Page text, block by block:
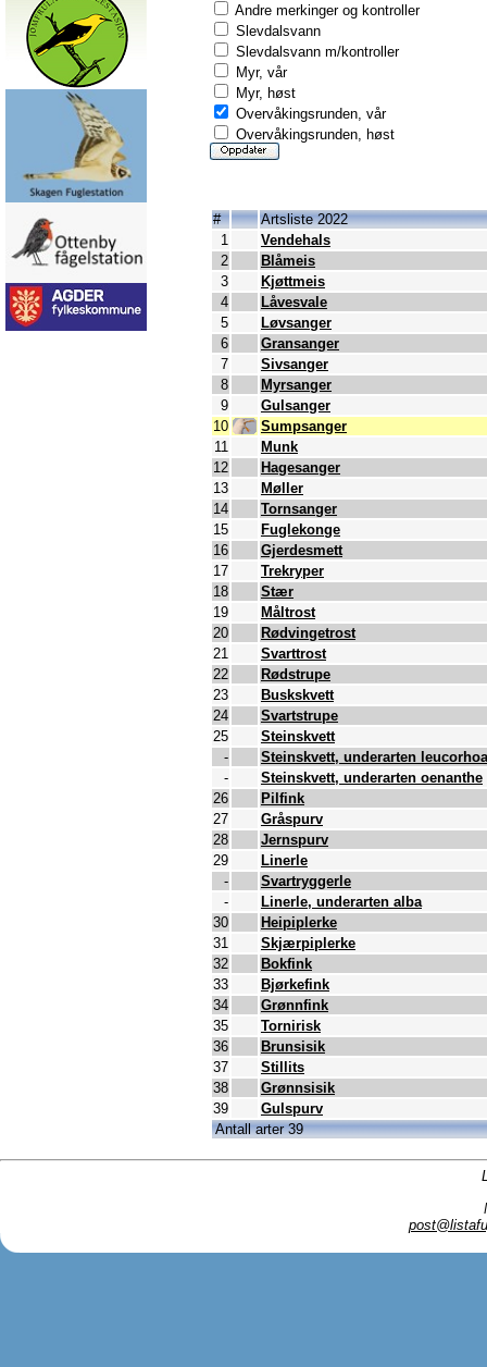
Andre merkinger og kontroller
Slevdalsvann
Slevdalsvann m/kontroller
Myr, vår
Myr, høst
Overvåkingsrunden, vår
Overvåkingsrunden, høst
#
Artsliste 2022
1
Vendehals
2
Blåmeis
3
Kjøttmeis
4
Låvesvale
5
Løvsanger
6
Gransanger
7
Sivsanger
8
Myrsanger
9
Gulsanger
10
Sumpsanger
11
Munk
12
Hagesanger
13
Møller
14
Tornsanger
15
Fuglekonge
16
Gjerdesmett
17
Trekryper
18
Stær
19
Måltrost
20
Rødvingetrost
21
Svarttrost
22
Rødstrupe
23
Buskskvett
24
Svartstrupe
25
Steinskvett
-
Steinskvett, underarten leucorhoa
-
Steinskvett, underarten oenanthe
26
Pilfink
27
Gråspurv
28
Jernspurv
29
Linerle
-
Svartryggerle
-
Linerle, underarten alba
30
Heipiplerke
31
Skjærpiplerke
32
Bokfink
33
Bjørkefink
34
Grønnfink
35
Tornirisk
36
Brunsisik
37
Stillits
38
Grønnsisik
39
Gulspurv
Antall arter 39